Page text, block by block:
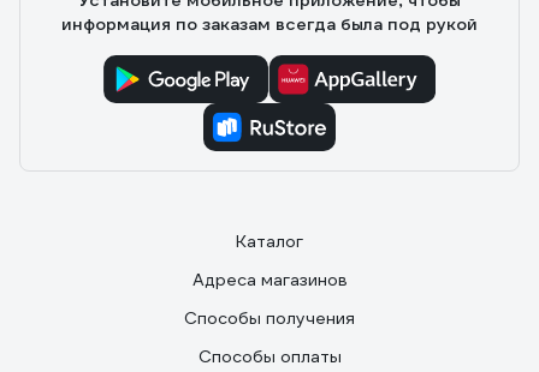
информация по заказам всегда была под рукой
Каталог
Адреса магазинов
Способы получения
Способы оплаты